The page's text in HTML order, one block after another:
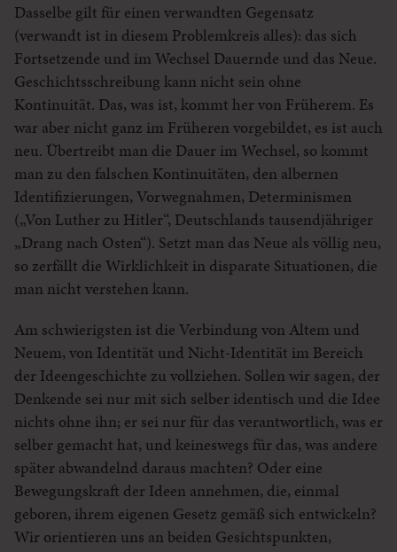
Dasselbe gilt für einen verwandten Gegensatz
(verwandt ist in diesem Problemkreis alles): das sich
Fortsetzende und im Wechsel Dauernde und das Neue.
Geschichtsschreibung kann nicht sein ohne
Kontinuität. Das, was ist, kommt her von Früherem. Es
war aber nicht ganz im Früheren vorgebildet, es ist auch
neu. Übertreibt man die Dauer im Wechsel, so kommt
man zu den falschen Kontinuitäten, den albernen
Identifizierungen, Vorwegnahmen, Determinismen
(„Von Luther zu Hitler“, Deutschlands tausendjähriger
„Drang nach Osten“). Setzt man das Neue als völlig neu,
so zerfällt die Wirklichkeit in disparate Situationen, die
man nicht verstehen kann.
Am schwierigsten ist die Verbindung von Altem und
Neuem, von Identität und Nicht-Identität im Bereich
der Ideengeschichte zu vollziehen. Sollen wir sagen, der
Denkende sei nur mit sich selber identisch und die Idee
nichts ohne ihn; er sei nur für das verantwortlich, was er
selber gemacht hat, und keineswegs für das, was andere
später abwandelnd daraus machten? Oder eine
Bewegungskraft der Ideen annehmen, die, einmal
geboren, ihrem eigenen Gesetz gemäß sich entwickeln?
Wir orientieren uns an beiden Gesichtspunkten,